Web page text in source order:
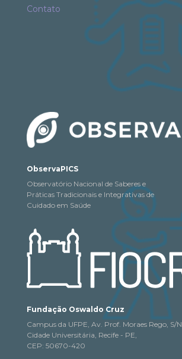
Contato
ObservaPICS
Observatório Nacional de Saberes e
Práticas Tradicionais e Integrativas de
Cuidado em Saúde
Fundação Oswaldo Cruz
Campus da UFPE, Av. Prof. Moraes Rego, S/N
Cidade Universitária, Recife - PE,
CEP: 50670-420